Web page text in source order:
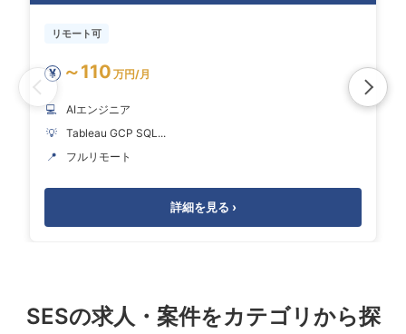
リモート可
¥ ～110 万円/月
💻
AIエンジニア
💡
Tableau GCP SQL...
📍
フルリモート
詳細を見る ›
SESの求人・案件をカテゴリから探